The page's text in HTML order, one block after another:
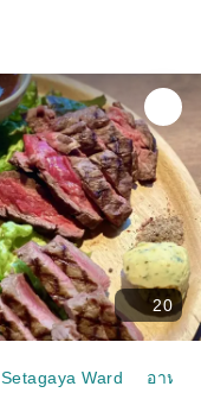
20
Setagaya Ward อาหา